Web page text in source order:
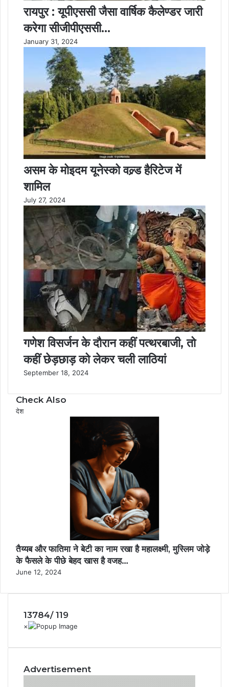
रायपुर : यूपीएससी जैसा वार्षिक कैलेण्डर जारी
करेगा सीजीपीएससी…
January 31, 2024
असम के मोइदम यूनेस्को वल्र्ड हैरिटेज में
शामिल
July 27, 2024
गणेश विसर्जन के दौरान कहीं पत्थरबाजी, तो
कहीं छेड़छाड़ को लेकर चली लाठियां
September 18, 2024
Check Also
C
देश
तैय्यब और फातिमा ने बेटी का नाम रखा है महालक्ष्मी, मुस्लिम जोड़े
के फैसले के पीछे बेहद खास है वजह…
June 12, 2024
13784/ 119
Advertisement